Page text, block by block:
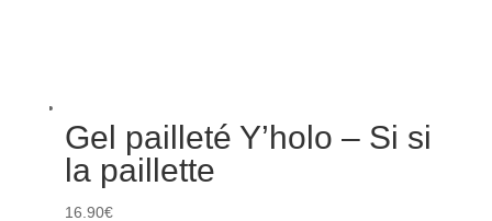
Gel pailleté Y’holo – Si si
la paillette
16.90€